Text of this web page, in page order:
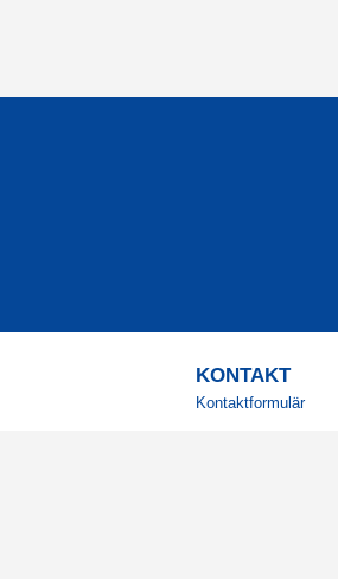
KONTAKT
Kontaktformulär